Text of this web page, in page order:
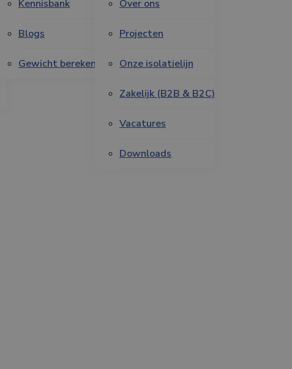
Kennisbank
Blogs
Gewicht berekenen
Over ons
Projecten
Onze isolatielijn
Zakelijk (B2B & B2C)
Vacatures
Downloads